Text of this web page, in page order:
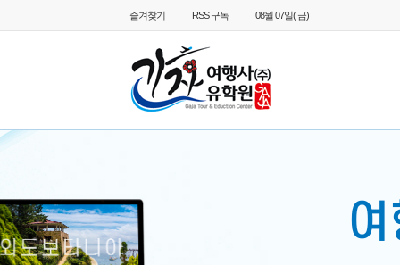
즐겨찾기 RSS 구독 08월 07일( 금)